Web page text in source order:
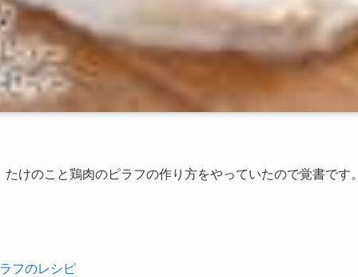
けのこと鶏肉のピラフの作り方をやっていたので覚書です。
フのレシピ